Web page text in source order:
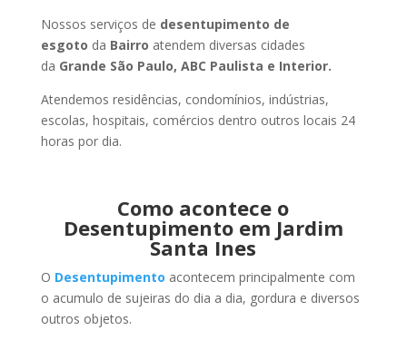
Nossos serviços de desentupimento de
esgoto da Bairro atendem diversas cidades
da Grande São Paulo, ABC Paulista e Interior.
Atendemos residências, condomínios, indústrias,
escolas, hospitais, comércios dentro outros locais 24
horas por dia.
Como acontece o
Desentupimento em Jardim
Santa Ines
O Desentupimento acontecem principalmente com
o acumulo de sujeiras do dia a dia, gordura e diversos
outros objetos.